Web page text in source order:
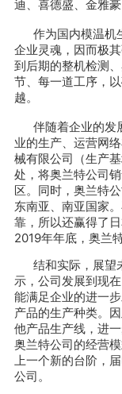
迪、喜德盛、金雅
作为国内模温机
企业灵魂，因而极
到后期的整机检测
节、每一道工序，
越。
伴随着企业的发
业的生产、运营网
械有限公司（生产
处，将奥兰特公司
区。同时，奥兰特
东南亚、南亚国家
靠，所以还赢得了
2019年年底，奥兰
结和实际，展望
示，公司发展到现
能满足企业的进一
产品的生产种类。
他产品生产线，进
奥兰特公司的经营
上一个新的台阶，
公司。